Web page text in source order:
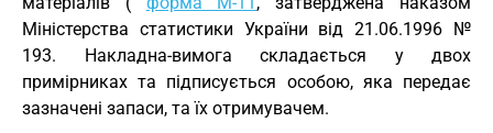
Міністерства статистики України від 21.06.1996 №
193. Накладна-вимога складається у двох
примірниках та підписується особою, яка передає
зазначені запаси, та їх отримувачем.